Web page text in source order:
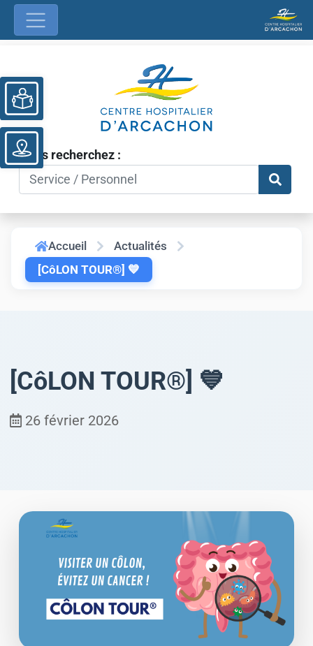
Vous recherchez :
Ouvrir la barre d’outils
Accueil
Actualités
[CôLON TOUR®] 💙
[CôLON TOUR®] 💙
26 février 2026